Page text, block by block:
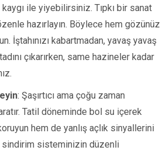
ile yiyebilirsiniz. Tıpkı bir sanat
hazırlayın. Böylece hem gözünüz
İştahınızı kabartmadan, yavaş yavaş
çıkarırken, same hazineler kadar
: Şaşırtıcı ama çoğu zaman
Tatil döneminde bol su içerek
hem de yanlış açlık sinyallerini
sindirim sisteminizin düzenli